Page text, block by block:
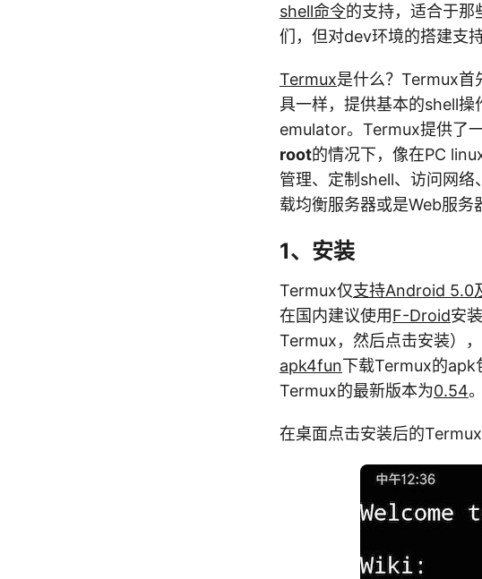
shell命令的支持，适合于
们，但对dev环境的搭建支
Termux是什么？Termux
具一样，提供基本的shell
emulator。Termux提供了
root的情况下，像在PC
管理、定制shell、访问网络
载均衡服务器或是Web服务
1、安装
Termux仅支持Android 5.0
在国内建议使用F-Droid安
Termux，然后点击安装）
apk4fun下载Termux的apk
Termux的最新版本为0.54。
在桌面点击安装后的